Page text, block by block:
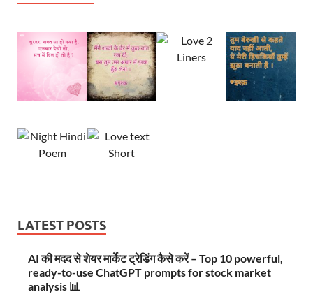
LATEST POSTS
AI की मदद से शेयर मार्केट ट्रेडिंग कैसे करें – Top 10 powerful,
ready-to-use ChatGPT prompts for stock market
analysis 📊